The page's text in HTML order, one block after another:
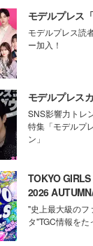
モデルプレス
モデルプレス読
ー加入！
モデルプレス
SNS影響力トレ
特集「モデルプ
ン」
TOKYO
2026
デルプレス
"史上最大級のフ
タ"TGC情報をた